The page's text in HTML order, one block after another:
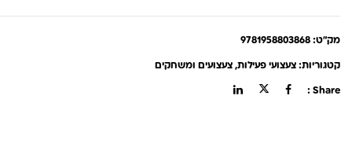
מק"ט: 9781958803868
קטגוריות: צעצועי פעילות, צעצועים ומשחקים
Share :